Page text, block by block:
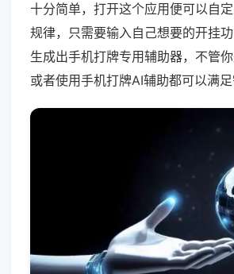
十分简单，打开这个应用便可以自
规律，只需要输入自己想要的开挂
生成出手机打牌专用辅助器，不管
或者使用手机打牌AI辅助都可以满足